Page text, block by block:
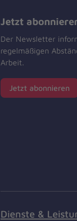
Jetzt
Der Newsletter
regelmäßigen
Arbeit.
Jetzt abonnieren
Dienste &